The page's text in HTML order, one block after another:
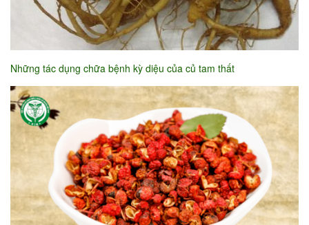
Những tác dụng chữa bệnh kỳ diệu của củ tam thất